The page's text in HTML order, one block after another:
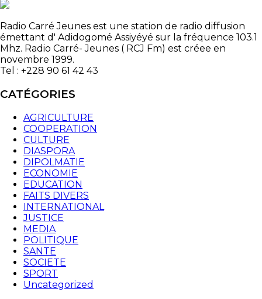
Radio Carré Jeunes est une station de radio diffusion
émettant d' Adidogomé Assiyéyé sur la fréquence 103.1
Mhz. Radio Carré- Jeunes ( RCJ Fm) est créee en
novembre 1999.
Tel : +228 90 61 42 43
CATÉGORIES
AGRICULTURE
COOPERATION
CULTURE
DIASPORA
DIPOLMATIE
ECONOMIE
EDUCATION
FAITS DIVERS
INTERNATIONAL
JUSTICE
MEDIA
POLITIQUE
SANTE
SOCIETE
SPORT
Uncategorized